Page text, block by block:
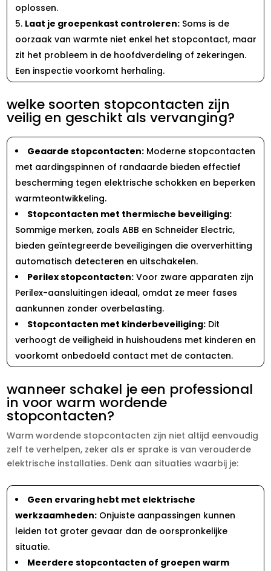
oplossen.​
Laat je groepenkast controleren: Soms is de
oorzaak van warmte niet enkel het stopcontact, maar
zit het probleem in de hoofdverdeling of zekeringen.​
Een inspectie voorkomt herhaling.​
welke soorten stopcontacten zijn
veilig en geschikt als vervanging?
Geaarde stopcontacten: Moderne stopcontacten
met aardingspinnen of randaarde bieden effectief
bescherming tegen elektrische schokken en beperken
warmteontwikkeling.​
Stopcontacten met thermische beveiliging:
Sommige merken, zoals ABB en Schneider Electric,
bieden geïntegreerde beveiligingen die oververhitting
automatisch detecteren en uitschakelen.​
Perilex stopcontacten: Voor zware apparaten zijn
Perilex-aansluitingen ideaal, omdat ze meer fases
aankunnen zonder overbelasting.​
Stopcontacten met kinderbeveiliging: Dit
verhoogt de veiligheid in huishoudens met kinderen en
voorkomt onbedoeld contact met de contacten.​
wanneer schakel je een professional
in voor warm wordende
stopcontacten?
Warm wordende stopcontacten zijn niet altijd eenvoudig
zelf te verhelpen, zeker als er sprake is van verouderde
elektrische installaties.​ Denk aan situaties waarbij je:
Geen ervaring hebt met elektrische
werkzaamheden: Onjuiste aanpassingen kunnen
leiden tot groter gevaar dan de oorspronkelijke
situatie.​
Meerdere stopcontacten of groepen warm